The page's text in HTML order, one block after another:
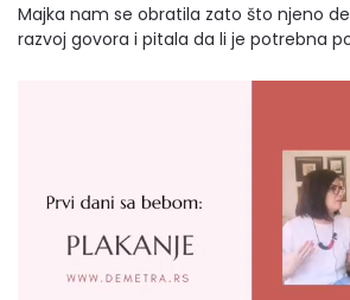
Majka nam se obratila zato što njeno
razvoj govora i pitala da li je potrebna